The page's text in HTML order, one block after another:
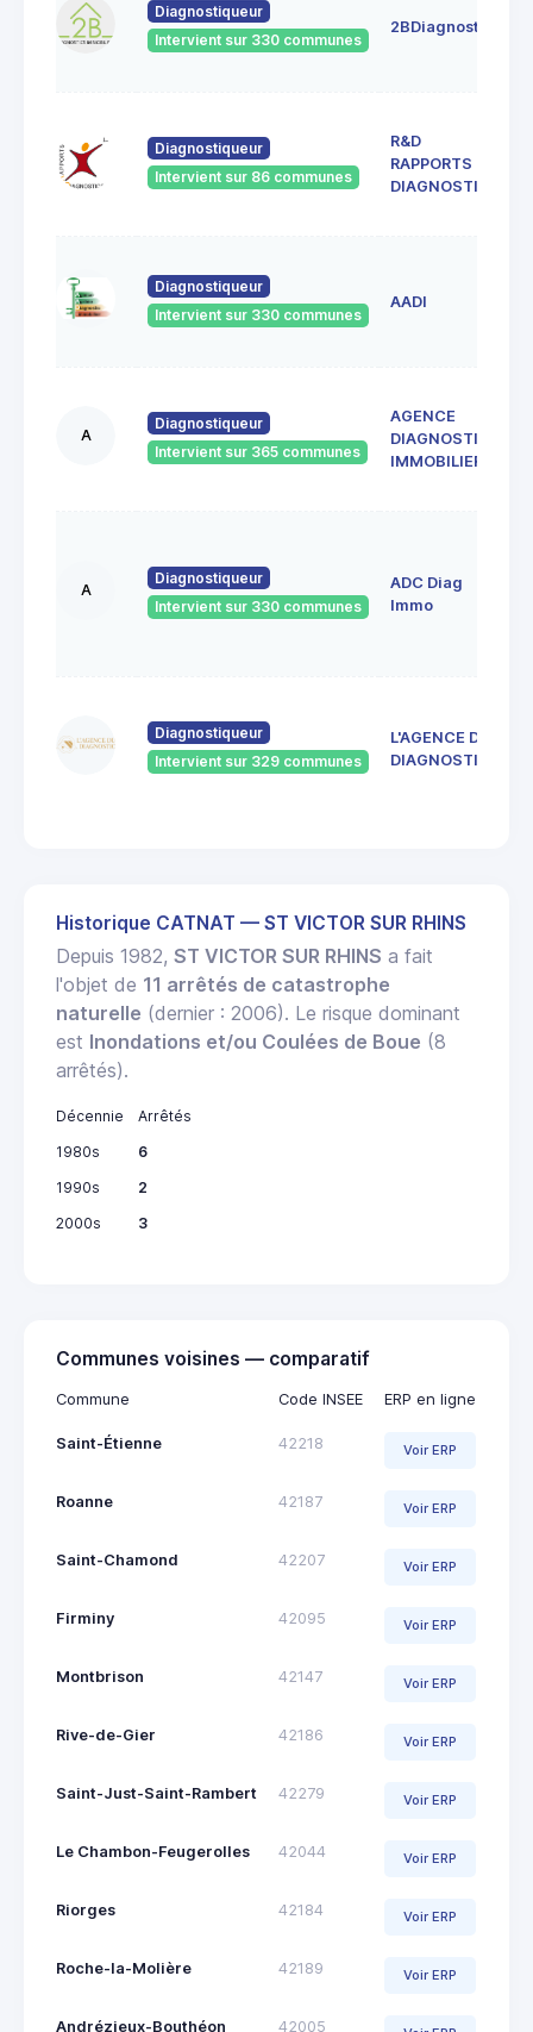
Diagnostiqueur
Intervient sur 330 communes
2BDiagnostics
Diagnostiqueur
Intervient sur 86 communes
R&D
RAPPORTS &
DIAGNOSTICS
Diagnostiqueur
Intervient sur 330 communes
AADI
A
Diagnostiqueur
Intervient sur 365 communes
AGENCE
DIAGNOSTIC
IMMOBILIER
A
Diagnostiqueur
Intervient sur 330 communes
ADC Diag
Immo
Diagnostiqueur
Intervient sur 329 communes
L'AGENCE DU
DIAGNOSTIC
Historique CATNAT — ST VICTOR SUR RHINS
Depuis 1982, ST VICTOR SUR RHINS a fait
l'objet de 11 arrêtés de catastrophe
naturelle (dernier : 2006). Le risque dominant
est Inondations et/ou Coulées de Boue (8
arrêtés).
Décennie
Arrêtés
1980s
6
1990s
2
2000s
3
Communes voisines — comparatif
Commune Code INSEE ERP en ligne
Saint-Étienne 42218 Voir ERP
Roanne 42187 Voir ERP
Saint-Chamond 42207 Voir ERP
Firminy 42095 Voir ERP
Montbrison 42147 Voir ERP
Rive-de-Gier 42186 Voir ERP
Saint-Just-Saint-Rambert 42279 Voir ERP
Le Chambon-Feugerolles 42044 Voir ERP
Riorges 42184 Voir ERP
Roche-la-Molière 42189 Voir ERP
Andrézieux-Bouthéon 42005